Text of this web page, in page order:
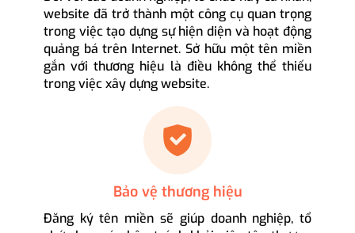
website đã trở thành một công cụ quan trọng
trong việc tạo dựng sự hiện diện và hoạt động
quảng bá trên Internet. Sở hữu một tên miền
gắn với thương hiệu là điều không thể thiếu
trong việc xây dựng website.
Bảo vệ thương hiệu
Đăng ký tên miền sẽ giúp doanh nghiệp, tổ